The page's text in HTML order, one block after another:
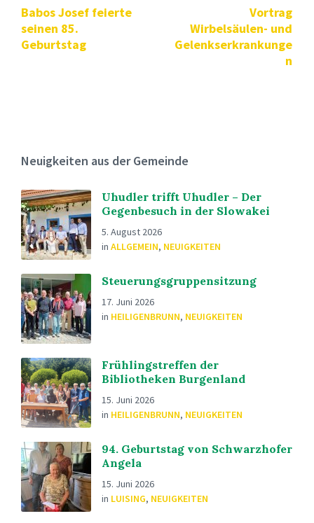
Babos Josef feierte
seinen 85.
Geburtstag
Vortrag
Wirbelsäulen- und
Gelenkserkrankunge
n
Neuigkeiten aus der Gemeinde
Uhudler trifft Uhudler – Der
Gegenbesuch in der Slowakei
5. August 2026
in ALLGEMEIN, NEUIGKEITEN
Steuerungsgruppensitzung
17. Juni 2026
in HEILIGENBRUNN, NEUIGKEITEN
Frühlingstreffen der
Bibliotheken Burgenland
15. Juni 2026
in HEILIGENBRUNN, NEUIGKEITEN
94. Geburtstag von Schwarzhofer
Angela
15. Juni 2026
in LUISING, NEUIGKEITEN